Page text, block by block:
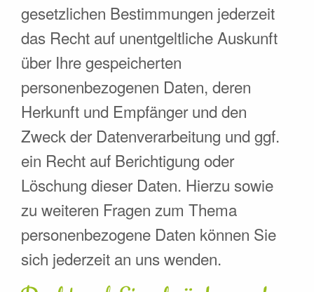
gesetzlichen Bestimmungen jederzeit
das Recht auf unentgeltliche Auskunft
über Ihre gespeicherten
personenbezogenen Daten, deren
Herkunft und Empfänger und den
Zweck der Datenverarbeitung und ggf.
ein Recht auf Berichtigung oder
Löschung dieser Daten. Hierzu sowie
zu weiteren Fragen zum Thema
personenbezogene Daten können Sie
sich jederzeit an uns wenden.